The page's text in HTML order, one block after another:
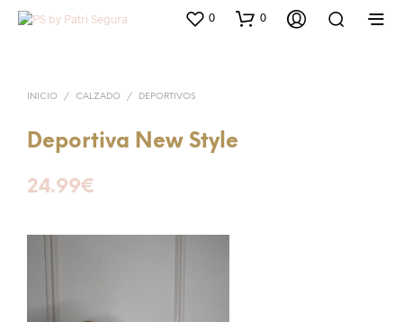
0 0
INICIO / CALZADO / DEPORTIVOS
Deportiva New Style
24.99€